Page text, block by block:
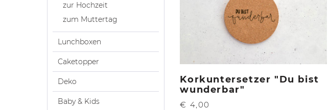
zur Hochzeit
zum Muttertag
Lunchboxen
Caketopper
Deko
Baby & Kids
Korkuntersetzer "Du bist
wunderbar"
€ 4,00